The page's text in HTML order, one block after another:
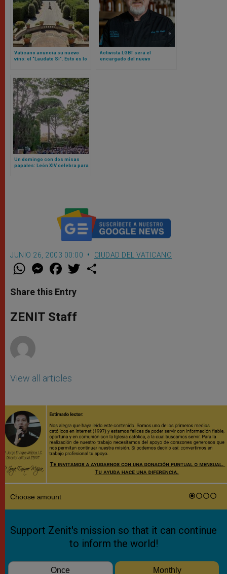
Vaticano anuncia su nuevo
vino: el “Laudato Si”. Esto es lo
Activista LGBT será el
encargado del nuevo
Un domingo con dos misas
papales: León XIV celebra para
JUNIO 26, 2003 00:00 CIUDAD DEL VATICANO
W
t
s
p
p
M
e
s
e
g
e
F
a
e
b
o
k
w
Share this Entry
ZENIT Staff
View all articles